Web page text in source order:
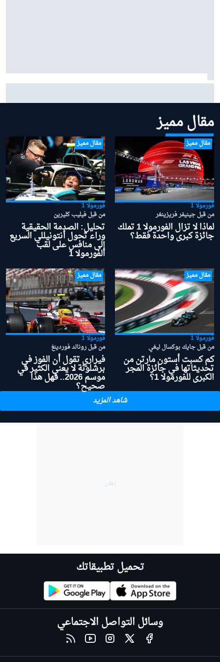
حجار يصف عملية تأقلمه مع ريد بُل: "كنت أخطئ حتى في
مقال مميز
مقال مميز
فورمولا 1
من قبل جينيفر فريزينغر
لماذا لا تزال الفورمولا 1 تملك
جائزة كبرى واحدة فقط؟
مقال مميز
فورمولا 1
من قبل فيليب كليرين
تحليل: الصدمة الحقيقية
وراء تحول أنتونيللي السريع
إلى منافس على لقب
الفورمولا 1
مقال مميز
فورمولا 1
من قبل جايك بوكسال ليغي
كم كسبت أستون مارتن من
تحديثاتها في جائزة المجر
الكبرى للفورمولا 1؟
مقال مميز
فورمولا 1
من قبل رونالد فوردينغ
فيراري تقول أن الفوز في
برشلونة لا يعني الكثير في
موسم 2026.. فهل هذا
صحيح؟
شاهد المزيد
تحميل تطبيقاتك
وسائل التواصل الاجتماعي